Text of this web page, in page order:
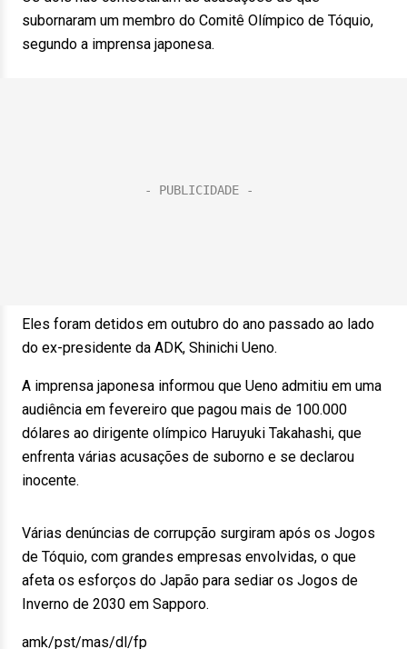
subornaram um membro do Comitê Olímpico de Tóquio,
segundo a imprensa japonesa.
Eles foram detidos em outubro do ano passado ao lado
do ex-presidente da ADK, Shinichi Ueno.
A imprensa japonesa informou que Ueno admitiu em uma
audiência em fevereiro que pagou mais de 100.000
dólares ao dirigente olímpico Haruyuki Takahashi, que
enfrenta várias acusações de suborno e se declarou
inocente.
Várias denúncias de corrupção surgiram após os Jogos
de Tóquio, com grandes empresas envolvidas, o que
afeta os esforços do Japão para sediar os Jogos de
Inverno de 2030 em Sapporo.
amk/pst/mas/dl/fp